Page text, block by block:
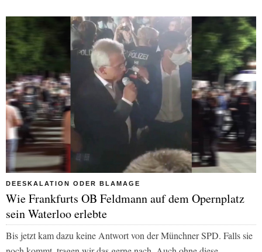
DEESKALATION ODER BLAMAGE
Wie Frankfurts OB Feldmann auf dem Opernplatz
sein Waterloo erlebte
Bis jetzt kam dazu keine Antwort von der Münchner SPD. Falls sie